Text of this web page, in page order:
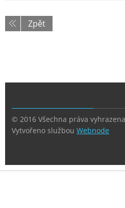
Zpět
© 2016 Všechna práva
Vytvořeno službou Webnode